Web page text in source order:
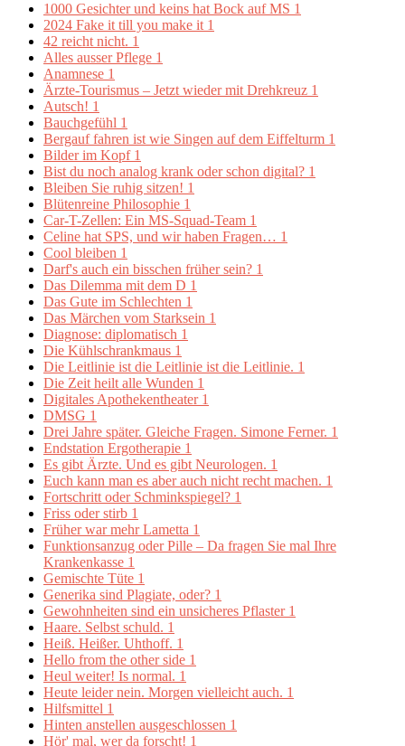
1000 Gesichter und keins hat Bock auf MS 1
2024 Fake it till you make it 1
42 reicht nicht. 1
Alles ausser Pflege 1
Anamnese 1
Ärzte-Tourismus – Jetzt wieder mit Drehkreuz 1
Autsch! 1
Bauchgefühl 1
Bergauf fahren ist wie Singen auf dem Eiffelturm 1
Bilder im Kopf 1
Bist du noch analog krank oder schon digital? 1
Bleiben Sie ruhig sitzen! 1
Blütenreine Philosophie 1
Car-T-Zellen: Ein MS-Squad-Team 1
Celine hat SPS, und wir haben Fragen… 1
Cool bleiben 1
Darf's auch ein bisschen früher sein? 1
Das Dilemma mit dem D 1
Das Gute im Schlechten 1
Das Märchen vom Starksein 1
Diagnose: diplomatisch 1
Die Kühlschrankmaus 1
Die Leitlinie ist die Leitlinie ist die Leitlinie. 1
Die Zeit heilt alle Wunden 1
Digitales Apothekentheater 1
DMSG 1
Drei Jahre später. Gleiche Fragen. Simone Ferner. 1
Endstation Ergotherapie 1
Es gibt Ärzte. Und es gibt Neurologen. 1
Euch kann man es aber auch nicht recht machen. 1
Fortschritt oder Schminkspiegel? 1
Friss oder stirb 1
Früher war mehr Lametta 1
Funktionsanzug oder Pille – Da fragen Sie mal Ihre
Krankenkasse 1
Gemischte Tüte 1
Generika sind Plagiate, oder? 1
Gewohnheiten sind ein unsicheres Pflaster 1
Haare. Selbst schuld. 1
Heiß. Heißer. Uhthoff. 1
Hello from the other side 1
Heul weiter! Is normal. 1
Heute leider nein. Morgen vielleicht auch. 1
Hilfsmittel 1
Hinten anstellen ausgeschlossen 1
Hör' mal, wer da forscht! 1